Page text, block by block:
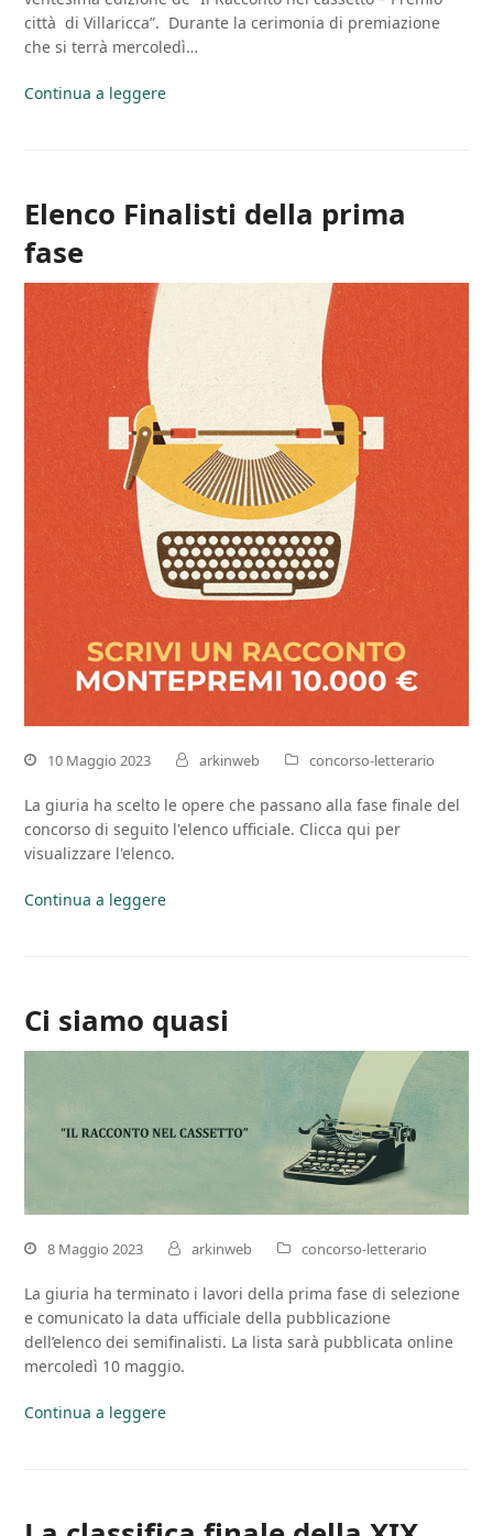
città di Villaricca”. Durante la cerimonia di premiazione
che si terrà mercoledì…
Continua a leggere
Elenco Finalisti della prima
fase
10 Maggio 2023 arkinweb concorso-letterario
La giuria ha scelto le opere che passano alla fase finale del
concorso di seguito l'elenco ufficiale. Clicca qui per
visualizzare l'elenco.
Continua a leggere
Ci siamo quasi
8 Maggio 2023 arkinweb concorso-letterario
La giuria ha terminato i lavori della prima fase di selezione
e comunicato la data ufficiale della pubblicazione
dell’elenco dei semifinalisti. La lista sarà pubblicata online
mercoledì 10 maggio.
Continua a leggere